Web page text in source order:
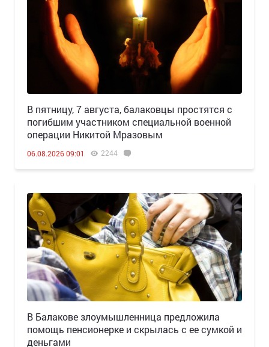
В пятницу, 7 августа, балаковцы простятся с
погибшим участником специальной военной
операции Никитой Мразовым
06.08.2026 09:01 2244
В Балакове злоумышленница предложила
помощь пенсионерке и скрылась с ее сумкой и
деньгами